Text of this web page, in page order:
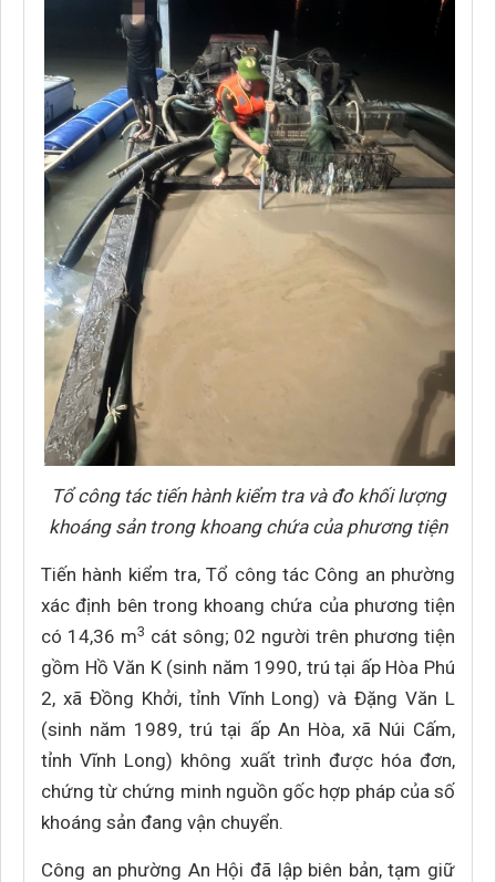
Tổ công tác tiến hành kiểm tra và đo khối lượng
khoáng sản trong khoang chứa của phương tiện
Tiến hành kiểm tra, Tổ công tác Công an phường
xác định bên trong khoang chứa của phương tiện
có 14,36 m3 cát sông; 02 người trên phương tiện
gồm Hồ Văn K (sinh năm 1990, trú tại ấp Hòa Phú
2, xã Đồng Khởi, tỉnh Vĩnh Long) và Đặng Văn L
(sinh năm 1989, trú tại ấp An Hòa, xã Núi Cấm,
tỉnh Vĩnh Long) không xuất trình được hóa đơn,
chứng từ chứng minh nguồn gốc hợp pháp của số
khoáng sản đang vận chuyển.
Công an phường An Hội đã lập biên bản, tạm giữ